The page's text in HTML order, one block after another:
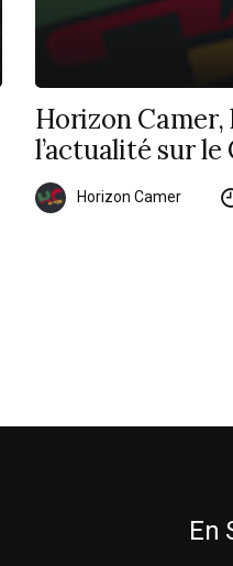
Horizon
l’actualité sur
Horizon Camer
En